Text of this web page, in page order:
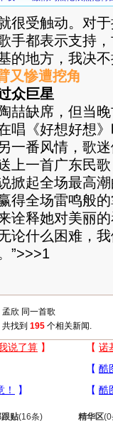
很受触动。对
手都表示支持
的地方，我决
又惨遭挖角
众巨星
缺席，但当晚
唱《好想好想
一番风情，歌
上一首广东民
掀起全场最高
得全场雷鸣般
诠释她对美丽
论什么困难，
”>>>1
共找到 195 个相关新闻.
贴(16条) 精华区(0